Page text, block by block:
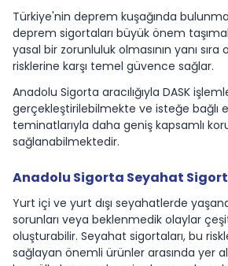
Türkiye'nin deprem kuşağında
deprem sigortaları büyük önem
yasal bir zorunluluk olmasının yanı sıra
risklerine karşı temel güvence sağlar.
Anadolu Sigorta aracılığıyla DASK
gerçekleştirilebilmekte ve isteğe bağlı
teminatlarıyla daha geniş kapsamlı
sağlanabilmektedir.
Anadolu Sigorta Seyahat
Yurt içi ve yurt dışı seyahatlerde
sorunları veya beklenmedik olaylar
oluşturabilir. Seyahat sigortaları, bu
sağlayan önemli ürünler arasında yer